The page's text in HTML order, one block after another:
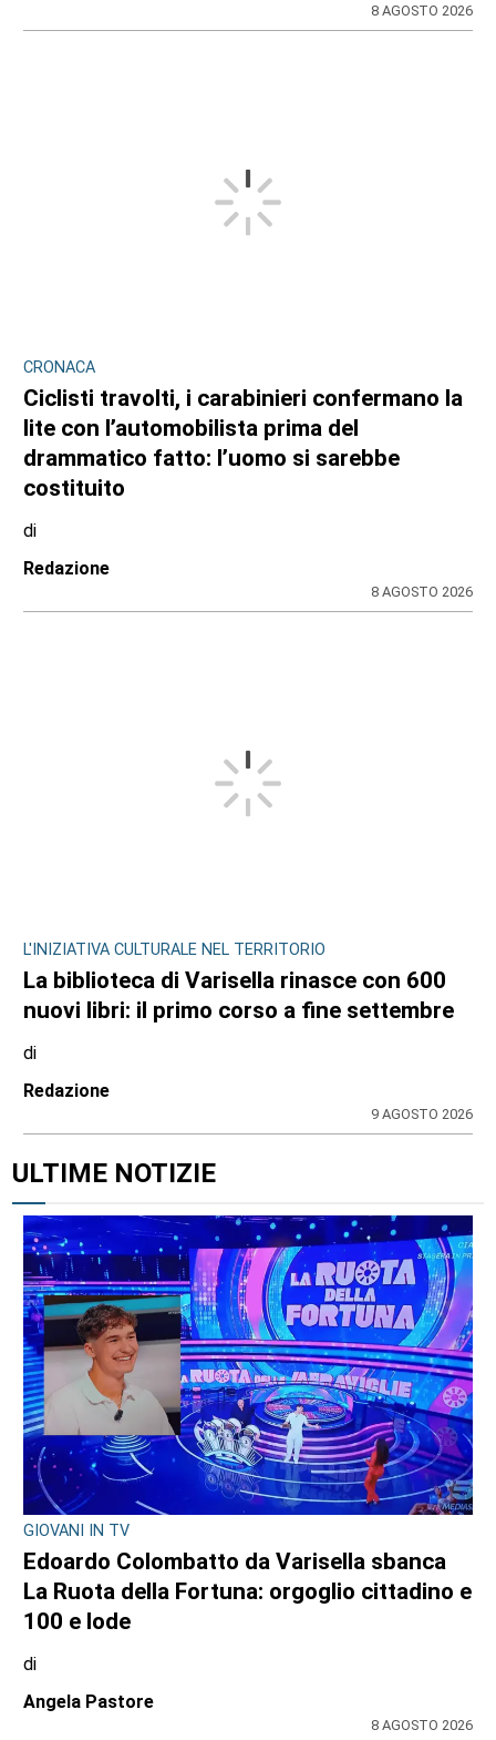
8 AGOSTO 2026
CRONACA
Ciclisti travolti, i carabinieri confermano la
lite con l’automobilista prima del
drammatico fatto: l’uomo si sarebbe
costituito
di
Redazione
8 AGOSTO 2026
L'INIZIATIVA CULTURALE NEL TERRITORIO
La biblioteca di Varisella rinasce con 600
nuovi libri: il primo corso a fine settembre
di
Redazione
9 AGOSTO 2026
ULTIME NOTIZIE
GIOVANI IN TV
Edoardo Colombatto da Varisella sbanca
La Ruota della Fortuna: orgoglio cittadino e
100 e lode
di
Angela Pastore
8 AGOSTO 2026